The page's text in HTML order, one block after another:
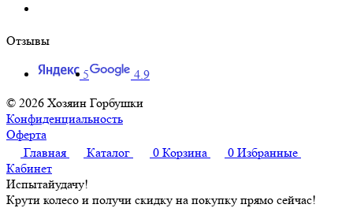
Отзывы
5
4.9
© 2026 Хозяин Горбушки
Конфиденциальность
Оферта
Главная
Каталог 0 Корзина 0 Избранные
Кабинет
Испытайудачу!
Крути колесо и получи скидку на покупку прямо сейчас!